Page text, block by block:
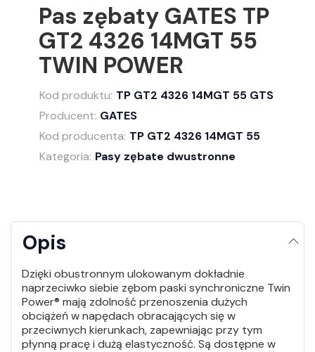
Pas zębaty GATES TP
GT2 4326 14MGT 55
TWIN POWER
Kod produktu: TP GT2 4326 14MGT 55 GTS
Producent: GATES
Kod producenta: TP GT2 4326 14MGT 55
Kategoria: Pasy zębate dwustronne
Opis
Dzięki obustronnym ulokowanym dokładnie
naprzeciwko siebie zębom paski synchroniczne Twin
Power® mają zdolność przenoszenia dużych
obciążeń w napędach obracających się w
przeciwnych kierunkach, zapewniając przy tym
płynną pracę i dużą elastyczność. Są dostępne w